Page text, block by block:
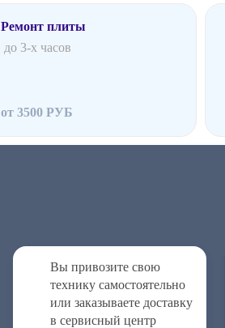
Ремонт плиты
до 3-х часов
от 3500 РУБ
Вы привозите свою
технику самостоятельно
или заказываете доставку
в сервисный центр